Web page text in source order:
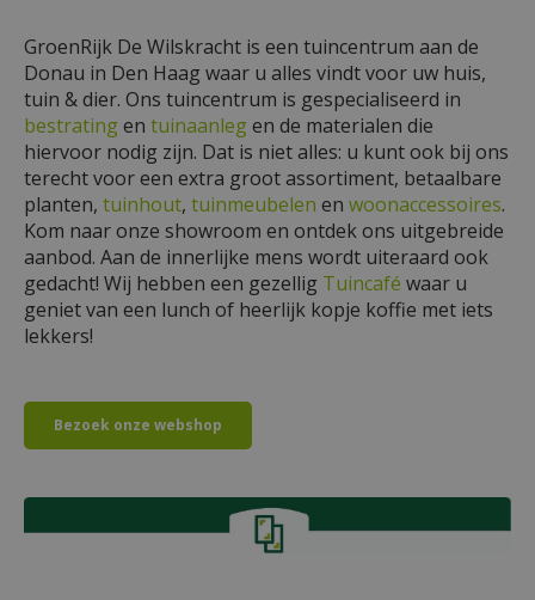
GroenRijk De Wilskracht is een tuincentrum aan de
Donau in Den Haag waar u alles vindt voor uw huis,
tuin & dier. Ons tuincentrum is gespecialiseerd in
bestratingen tuinaanlegen de materialen die
hiervoor nodig zijn. Dat is niet alles: u kunt ook bij ons
terecht voor een extra groot assortiment, betaalbare
planten, tuinhout, tuinmeubelen en woonaccessoires.
Kom naar onze showroom en ontdek ons uitgebreide
aanbod. Aan de innerlijke mens wordt uiteraard ook
gedacht! Wij hebben een gezellig Tuincafé waar u
geniet van een lunch of heerlijk kopje koffie met iets
lekkers!
Bezoek onze webshop